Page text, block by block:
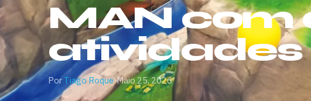
MAN com
atividades
Por Tiago Roque·Maio 25, 2026